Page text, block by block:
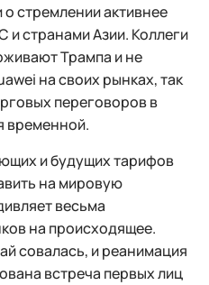
о стремлении активнее
и странами Азии. Коллеги
Трампа и не
на своих рынках, так
переговоров в
временной.
и будущих тарифов
на мировую
весьма
на происходящее.
совалась, и реанимация
встреча первых лиц